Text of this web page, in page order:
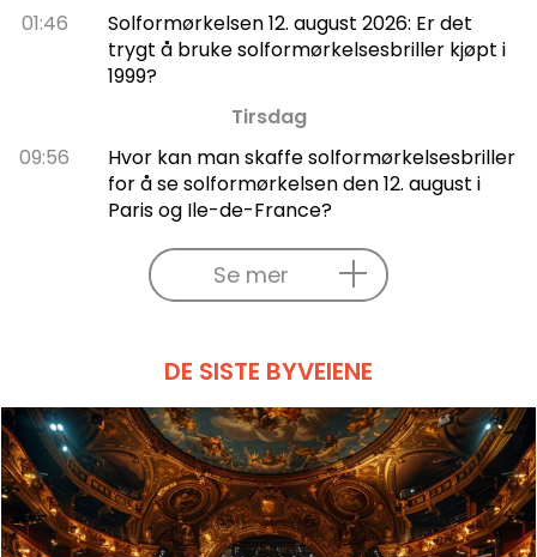
01:46
Solformørkelsen 12. august 2026: Er det
trygt å bruke solformørkelsesbriller kjøpt i
1999?
Tirsdag
09:56
Hvor kan man skaffe solformørkelsesbriller
for å se solformørkelsen den 12. august i
Paris og Ile-de-France?
Se mer
DE SISTE BYVEIENE